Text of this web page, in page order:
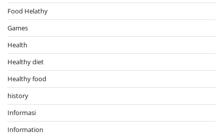
Food Helathy
Games
Health
Healthy diet
Healthy food
history
Informasi
Information